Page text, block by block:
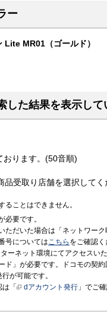
ー
Lite MR01（ゴールド）
した結果を表示して
おります。(50音順)
受取り店舗を選択してく
ることはできません。
必要です。
ただいた場合は「ネットワー
号についてはこちら をご確認く
ーネット環境にてアクセスい
ド」が必要です。ドコモの契
が可能です。
「
dアカウント発行 」でご